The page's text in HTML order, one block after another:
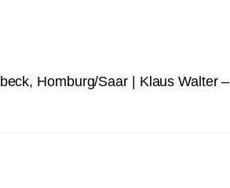
Homburg/Saar | Klaus Walter –